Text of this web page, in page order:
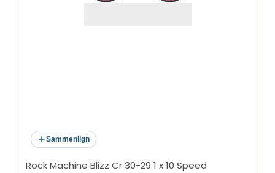
Sammenlign
Rock Machine Blizz Cr 30-29 1 x 10 Speed